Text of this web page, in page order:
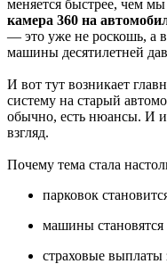
меняется быстрее, чем
камера 360 на
— это уже не роскошь, а
машины десятилетней
И вот тут возникает
систему на старый
обычно, есть нюансы. И
взгляд.
Почему тема стала
парковок
машины становятся
страховые